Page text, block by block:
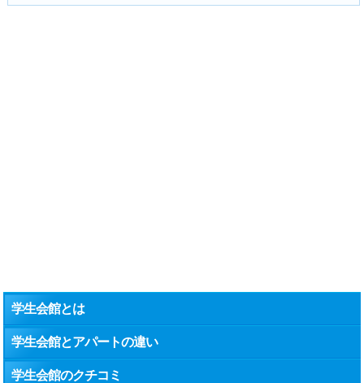
学生会館とは
学生会館とアパートの違い
学生会館のクチコミ